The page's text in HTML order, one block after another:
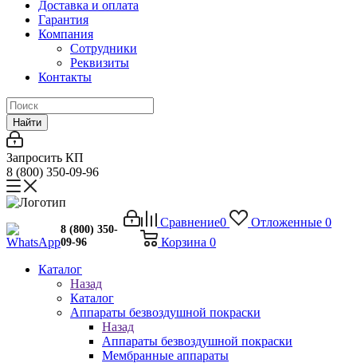
Доставка и оплата
Гарантия
Компания
Сотрудники
Реквизиты
Контакты
Найти
Запросить КП
8 (800) 350-09-96
Сравнение0 Отложенные 0
Корзина 0
8 (800) 350-
09-96
Каталог
Назад
Каталог
Аппараты безвоздушной покраски
Назад
Аппараты безвоздушной покраски
Мембранные аппараты